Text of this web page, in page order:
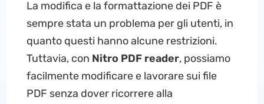
La modifica e la formattazione dei PDF è
sempre stata un problema per gli utenti, in
quanto questi hanno alcune restrizioni.
Tuttavia, con Nitro PDF reader, possiamo
facilmente modificare e lavorare sui file
PDF senza dover ricorrere alla